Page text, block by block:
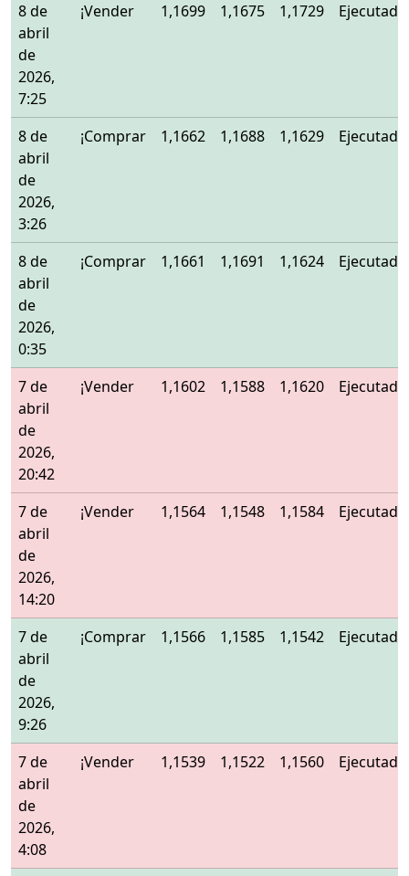
8 de
abril
de
2026,
7:25
¡Vender 1,1699 1,1675 1,1729 Ejecutado
8 de
abril
de
2026,
3:26
¡Comprar 1,1662 1,1688 1,1629 Ejecutado
8 de
abril
de
2026,
0:35
¡Comprar 1,1661 1,1691 1,1624 Ejecutado
7 de
abril
de
2026,
20:42
¡Vender 1,1602 1,1588 1,1620 Ejecutado
7 de
abril
de
2026,
14:20
¡Vender 1,1564 1,1548 1,1584 Ejecutado
7 de
abril
de
2026,
9:26
¡Comprar 1,1566 1,1585 1,1542 Ejecutado
7 de
abril
de
2026,
4:08
¡Vender 1,1539 1,1522 1,1560 Ejecutado